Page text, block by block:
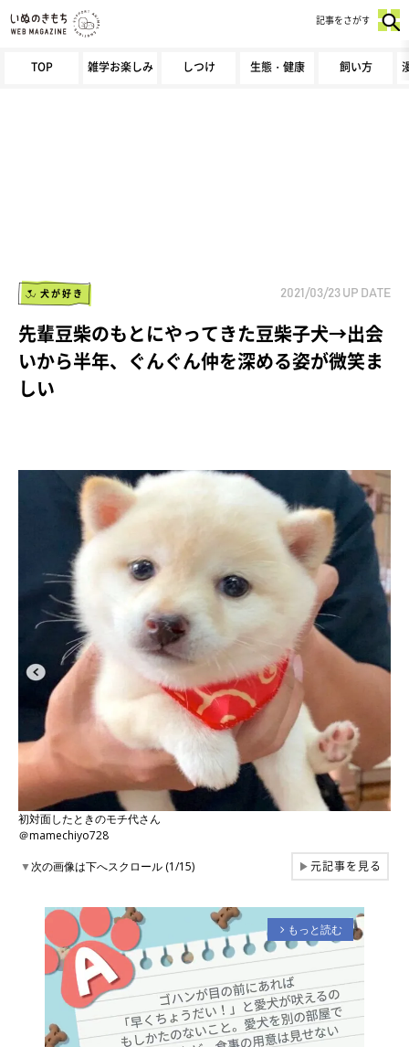
TOP 雑学お楽しみ しつけ 生態・健康 飼い方
記事をさがす
犬が好き 2021/03/23 UP DATE
先輩豆柴のもとにやってきた豆柴子犬→出会
いから半年、ぐんぐん仲を深める姿が微笑ま
しい
初対面したときのモチ代さん
＠mamechiyo728
▼次の画像は下へスクロール (1/15) ▶元記事を見る
arrow_forward_ios もっと読む